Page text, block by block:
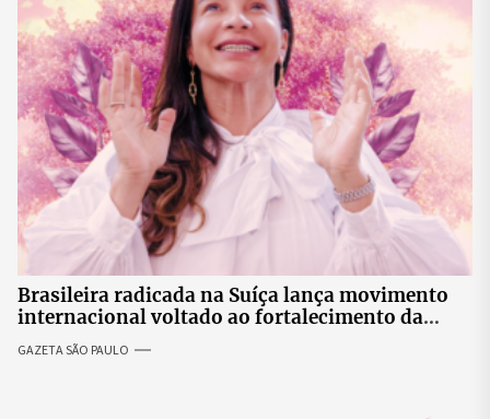
Brasileira radicada na Suíça lança movimento
internacional voltado ao fortalecimento da
identidade feminina
GAZETA SÃO PAULO